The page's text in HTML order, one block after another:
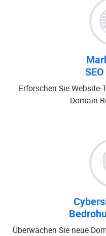
Erforschen Sie
Domain-
Überwachen Sie neue